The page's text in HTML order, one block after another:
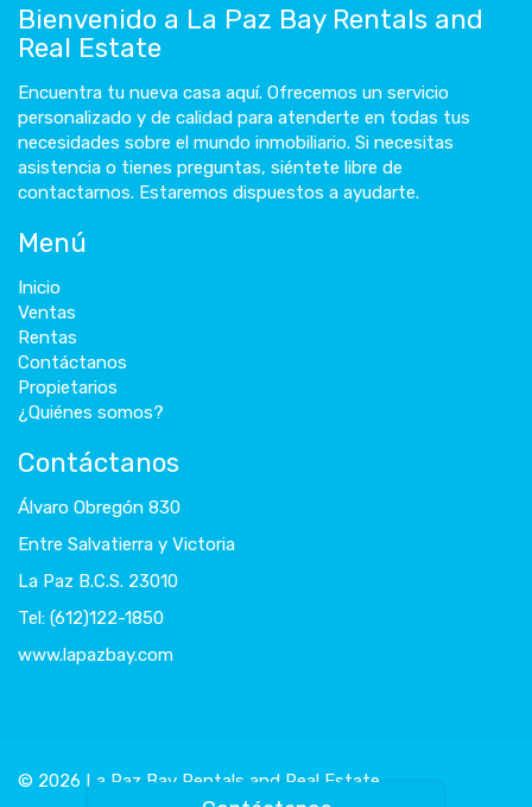
Bienvenido a La Paz Bay Rentals and
Real Estate
Encuentra tu nueva casa aquí. Ofrecemos un servicio
personalizado y de calidad para atenderte en todas tus
necesidades sobre el mundo inmobiliario. Si necesitas
asistencia o tienes preguntas, siéntete libre de
contactarnos. Estaremos dispuestos a ayudarte.
Menú
Inicio
Ventas
Rentas
Contáctanos
Propietarios
¿Quiénes somos?
Contáctanos
Álvaro Obregón 830
Entre Salvatierra y Victoria
La Paz B.C.S. 23010
Tel: (612)122-1850
www.lapazbay.com
© 2026 La Paz Bay Rentals and Real Estate